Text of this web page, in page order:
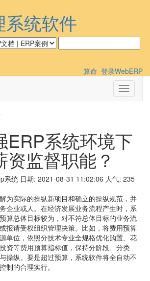
算命 登录WebERP
切
换
ERP系统环境下
资监督职能？
系统 日期: 2021-08-31 11:02:06 人气: 235
为实际的操纵新项目和确立的操纵规范，并
企业或人。在经济发展业务流程产生时，系
算总体目标较为，对不符总体目标的业务流
报请受权组织管理决策。比如，将费用预算
单位，依照分技术专业全规格优化购置、花
资等费用预算指标值，保持分阶段、分类
操纵。要是超过预算，系统软件将全自动不
制的合理实行。